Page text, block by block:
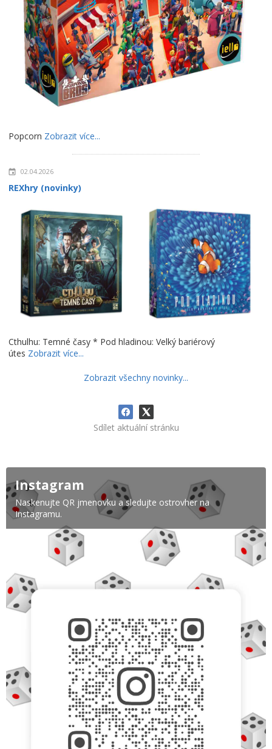
Popcorn Zobrazit více...
02.04.2026
REXhry (novinky)
Cthulhu: Temné časy * Pod hladinou: Velký bariérový
útes Zobrazit více...
Zobrazit všechny novinky...
Sdílet aktuální stránku
Instagram
Naskenujte QR jmenovku a sledujte ostrovher na
Instagramu.